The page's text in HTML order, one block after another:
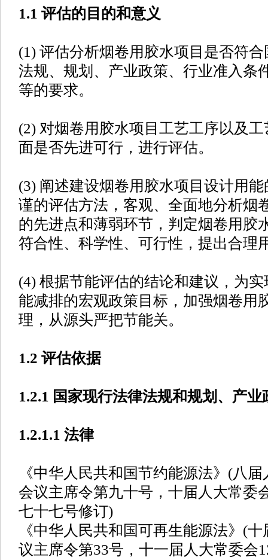
1.1 评估的目的和意义
(1) 评估分析烟卷用胶水项目是否符
法规、规划、产业政策、行业准入条
等的要求。
(2) 对烟卷用胶水项目工艺工序以及
面是否先进可行，进行评估。
(3) 阐述建设烟卷用胶水项目设计用
谨的评估方法，客观、全面地分析烟
的先进点和薄弱环节，判定烟卷用胶
符合性、科学性、可行性，提出合理
(4) 根据节能评估的结论和建议，为
能减排的宏观政策目标，加强烟卷用
理，从源头严把节能关。
1.2 评估依据
1.2.1 国家现行法律法规和规划、产
1.2.1.1 法律
《中华人民共和国节约能源法》(八
会议主席令第九十号，十届人大常委
七十七号修订)
《中华人民共和国可再生能源法》(
议主席令第33号，十一届人大常委会